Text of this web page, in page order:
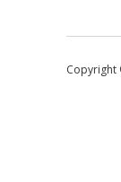
Copyright